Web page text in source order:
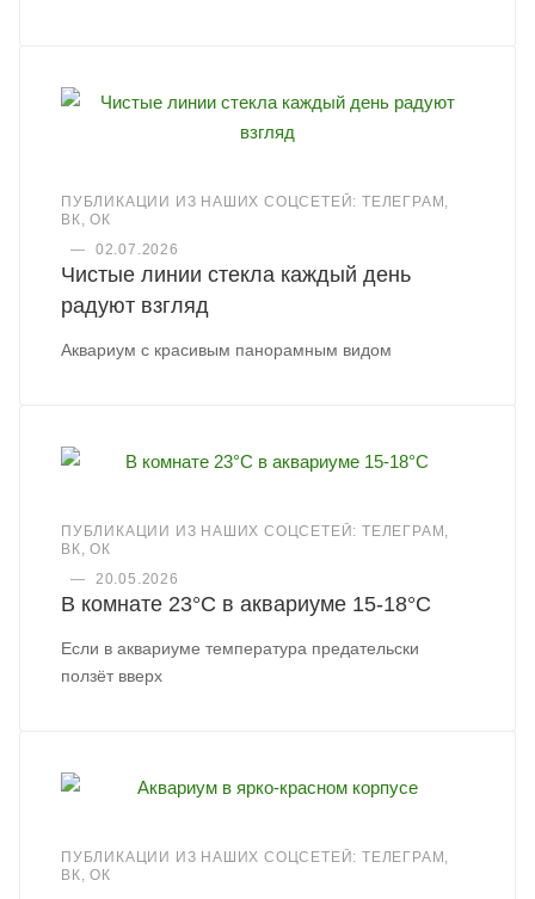
ПУБЛИКАЦИИ ИЗ НАШИХ СОЦСЕТЕЙ: ТЕЛЕГРАМ,
ВК, ОК
—
02.07.2026
Чистые линии стекла каждый день
радуют взгляд
Аквариум с красивым панорамным видом
ПУБЛИКАЦИИ ИЗ НАШИХ СОЦСЕТЕЙ: ТЕЛЕГРАМ,
ВК, ОК
—
20.05.2026
В комнате 23°C в аквариуме 15-18°C
Если в аквариуме температура предательски
ползёт вверх
ПУБЛИКАЦИИ ИЗ НАШИХ СОЦСЕТЕЙ: ТЕЛЕГРАМ,
ВК, ОК